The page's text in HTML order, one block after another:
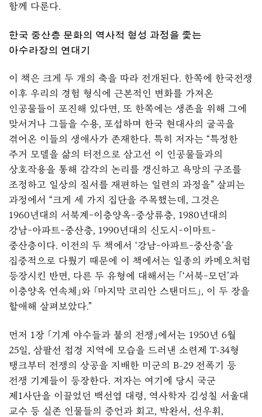
함께 다룬다.
한국 중산층 문화의 역사적 형성 과정을 좇는
아수라장의 연대기
이 책은 크게 두 개의 축을 따라 전개된다. 한쪽에 한국전쟁
이후 우리의 경험 형식에 근본적인 변화를 가져온
인공물들이 포진해 있다면, 또 한쪽에는 생존을 위해 그에
맞서거나 그들을 수용, 포섭하며 한국 현대사의 굴곡을
겪어온 이들의 생애사가 존재한다. 특히 저자는 “특정한
주거 모델을 삶의 터전으로 삼고선 이 인공물들과의
상호작용을 통해 감각의 논리를 갱신하고 욕망의 구조를
조정하고 일상의 질서를 재편하는 일련의 과정을” 살피는
과정에서 “크게 세 가지 집단을 주목했는데, 그것은
1960년대의 서북계-이층양옥-중상류층, 1980년대의
강남-아파트-중산층, 1990년대의 신도시-이마트-
중산층이다. 이전의 두 책에서 ‘강남-아파트-중산층’을
집중적으로 다뤘기 때문에 이 책에서는 일종의 카메오처럼
등장시킨 반면, 다른 두 유형에 대해서는 「‘서북-모던’과
이층양옥 연속체」와 「마지막 코리안 스탠더드」, 이 두 장을
할애해 살펴보았다.”
먼저 1장 「기계 야수들과 불의 전쟁」에서는 1950년 6월
25일, 삼팔선 접경 지역에 모습을 드러낸 소련제 T-34형
탱크부터 전쟁의 상공을 지배한 미군의 B-29 전폭기 등
전쟁 기계들이 등장한다. 저자는 여기에 당시 국군
제1사단을 이끌었던 백선엽 대령, 역사학자 김성칠 서울대
교수 등 실존 인물들의 증언과 회고, 박완서, 선우휘,